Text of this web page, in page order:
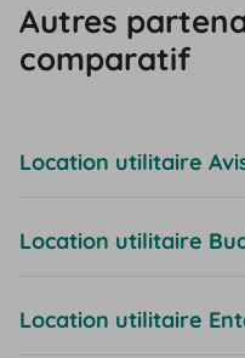
Autres
comparatif
Location utilitaire
Location utilitaire
Location utilitaire